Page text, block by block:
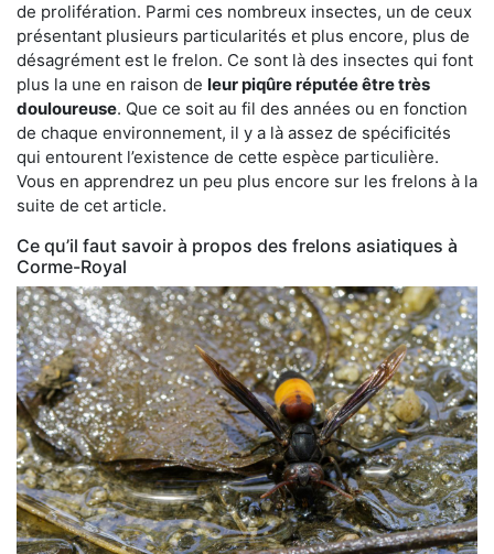
de prolifération. Parmi ces nombreux insectes, un de ceux
présentant plusieurs particularités et plus encore, plus de
désagrément est le frelon. Ce sont là des insectes qui font
plus la une en raison de leur piqûre réputée être très
douloureuse. Que ce soit au fil des années ou en fonction
de chaque environnement, il y a là assez de spécificités
qui entourent l’existence de cette espèce particulière.
Vous en apprendrez un peu plus encore sur les frelons à la
suite de cet article.
Ce qu’il faut savoir à propos des frelons asiatiques à
Corme-Royal